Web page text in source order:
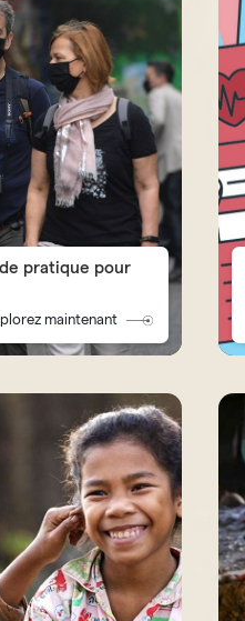
pratique pour
maintenant